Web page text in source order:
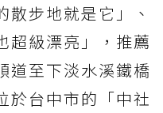
散步地就是它」、
超級漂亮」，推薦
道至下淡水溪鐵橋
於台中市的「中社